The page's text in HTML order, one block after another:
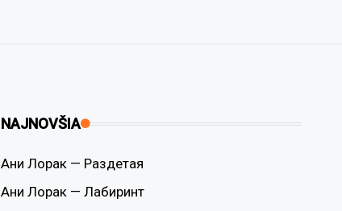
NAJNOVŠIA
Ани Лорак — Раздетая
Ани Лорак — Лабиринт